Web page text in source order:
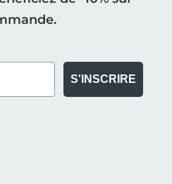
S'INSCRIRE